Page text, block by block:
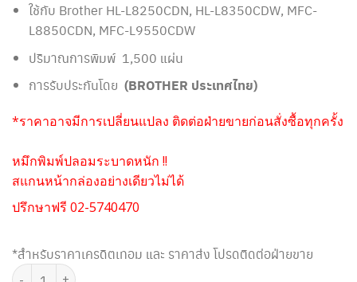
ใช้กับ Brother HL-L8250CDN, HL-L8350CDW, MFC-
L8850CDN, MFC-L9550CDW
ปริมาณการพิมพ์ 1,500 แผ่น
การรับประกันโดย (BROTHER ประเทศไทย)
*ราคาอาจมีการเปลี่ยนแปลง ติดต่อฝ่ายขายก่อนสั่งซื้อทุกครั้ง
หมึกพิมพ์ปลอมระบาดหนัก !!
สแกนหน้ากล่องอย่างเดียวไม่ได้
ปรึกษาฟรี 02-5740470
*สำหรับราคาเครดิตเทอม และ ราคาส่ง โปรดติดต่อฝ่ายขาย
จำนวน ตลับหมึกพิมพ์ BROTHER TN-351Y สีเหลือง ชิ้น